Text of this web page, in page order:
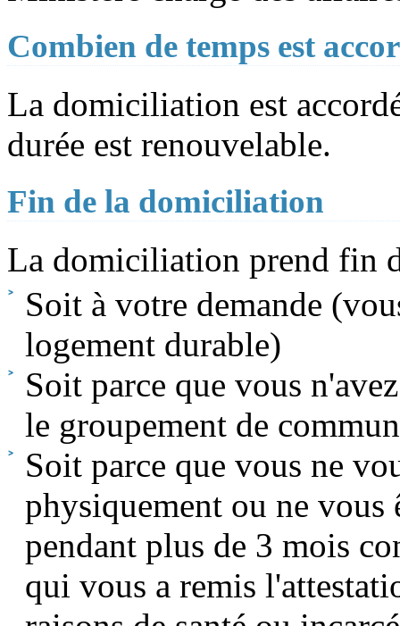
Combien de temps est
La domiciliation est
durée est renouvelable.
Fin de la domiciliation
La domiciliation prend fin
Soit à votre demande
logement durable)
Soit parce que vous
le groupement de
Soit parce que vous ne
physiquement ou ne vous
pendant plus de 3 mois
qui vous a remis